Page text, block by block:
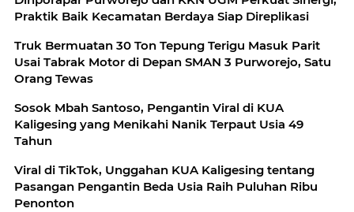
Praktik Baik Kecamatan Berdaya Siap Direplikasi
Truk Bermuatan 30 Ton Tepung Terigu Masuk Parit
Usai Tabrak Motor di Depan SMAN 3 Purworejo, Satu
Orang Tewas
Sosok Mbah Santoso, Pengantin Viral di KUA
Kaligesing yang Menikahi Nanik Terpaut Usia 49
Tahun
Viral di TikTok, Unggahan KUA Kaligesing tentang
Pasangan Pengantin Beda Usia Raih Puluhan Ribu
Penonton